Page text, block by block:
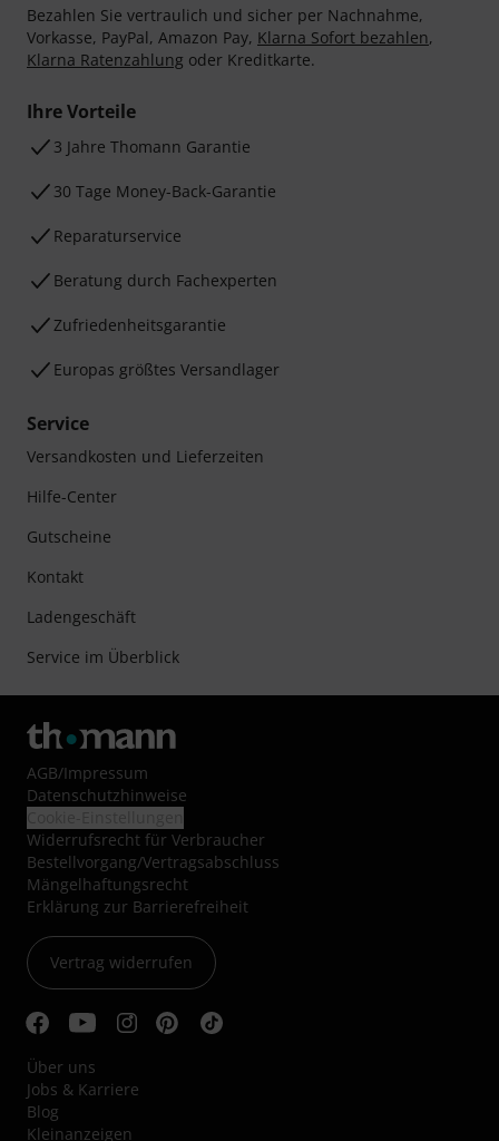
Bezahlen Sie vertraulich und sicher per Nachnahme,
Vorkasse, PayPal, Amazon Pay, Klarna Sofort bezahlen,
Klarna Ratenzahlung oder Kreditkarte.
Ihre Vorteile
3 Jahre Thomann Garantie
30 Tage Money-Back-Garantie
Reparaturservice
Beratung durch Fachexperten
Zufriedenheitsgarantie
Europas größtes Versandlager
Service
Versandkosten und Lieferzeiten
Hilfe-Center
Gutscheine
Kontakt
Ladengeschäft
Service im Überblick
AGB/Impressum
Datenschutzhinweise
Widerrufsrecht für Verbraucher
Bestellvorgang/Vertragsabschluss
Mängelhaftungsrecht
Erklärung zur Barrierefreiheit
Vertrag widerrufen
Über uns
Jobs & Karriere
Blog
Kleinanzeigen